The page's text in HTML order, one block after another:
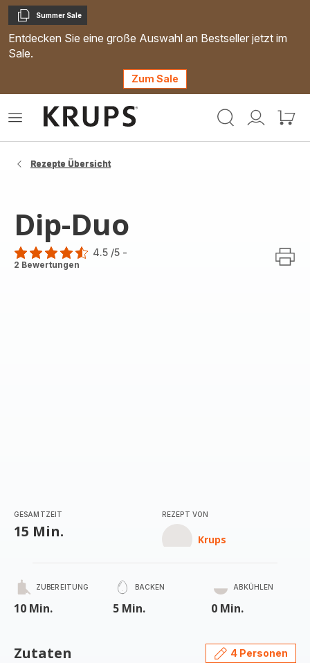
Kopieren
Summer Sale
Entdecken Sie eine große Auswahl an Bestseller jetzt im
Sale.
Zum Sale
Mein
Mein
Das
Rezepte Übersicht
Dip-Duo
ratings.4.5
4.5 /5 -
2 Bewertungen
GESAMTZEIT
15 Min.
REZEPT VON
Krups
ZUBEREITUNG
10 Min.
BACKEN
5 Min.
ABKÜHLEN
0 Min.
Zutaten 4 Personen